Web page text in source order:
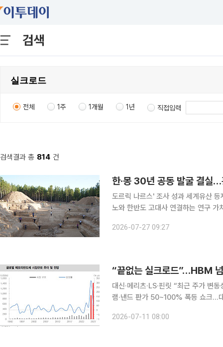
검색
전체 1주 1개월 1년 직접입력
검색결과 총 814 건
한·몽 30년 공동 발굴 결실
도르릭 나르스' 조사 성과 세계유산
노와 한반도 고대사 연결하는 연구 가치 주목 한국과 몽골이 30년 가까이 이어온
Nars) 흉노 무덤군'을 포함한 '흉노
2026-07-27 09:27
“끝없는 실크로드”…HBM
대신·메리츠·LS·핀릿 “최근 주가 변
램·낸드 판가 50~100% 폭등 쇼크…대형주
유례없는 장기 구조적 대호황(슈퍼사
2026-07-11 08:00